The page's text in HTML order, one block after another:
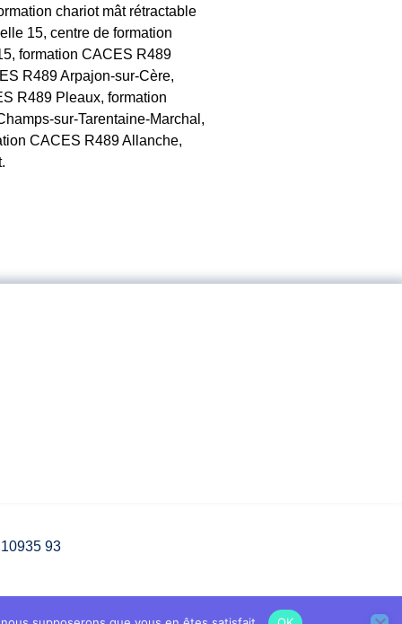
chariot mât rétractable
15, centre de formation
formation CACES R489
R489 Arpajon-sur-Cère,
R489 Pleaux, formation
sur-Tarentaine-Marchal,
CACES R489 Allanche,
93